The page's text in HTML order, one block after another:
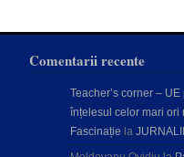
Comentarii recente
Teacher’s corner – UE
înțelesul celor mari ori
Fascinație la